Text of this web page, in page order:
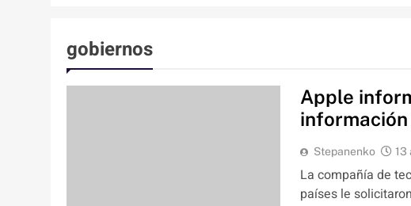
gobiernos
Apple
Stepanenko 13
La compañía de
países le